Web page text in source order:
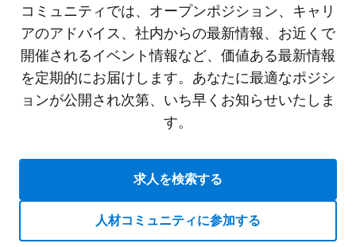
コミュニティでは、オープンポジション、キャリ
アのアドバイス、社内からの最新情報、お近くで
開催されるイベント情報など、価値ある最新情報
を定期的にお届けします。あなたに最適なポジシ
ョンが公開され次第、いち早くお知らせいたしま
す。
求人を検索する
人材コミュニティに参加する